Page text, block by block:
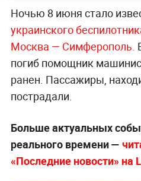
Ночью 8 июня стало
украинского
Москва — Симферополь.
погиб помощник
ранен. Пассажиры,
пострадали.
Больше актуальных
реального времени —
«Последние новости» на